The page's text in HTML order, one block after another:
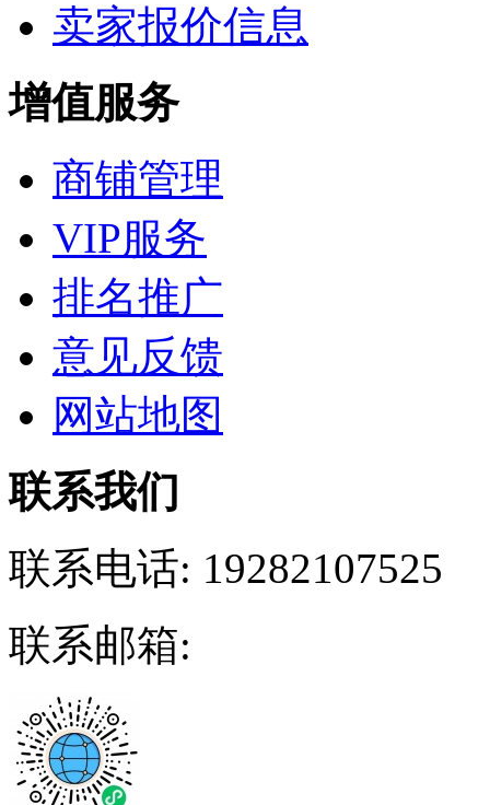
卖家报价信息
增值服务
商铺管理
VIP服务
排名推广
意见反馈
网站地图
联系我们
联系电话: 19282107525
联系邮箱: